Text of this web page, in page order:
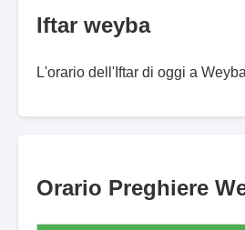
Iftar weyba
L'orario dell'Iftar di oggi a
Orario Preghiere